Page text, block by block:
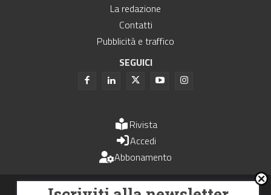
La redazione
Contatti
Pubblicità e traffico
SEGUICI
Rivista
Accedi
Abbonamento
Uomini e Trasporti è un periodico associato all'Unione Stampa